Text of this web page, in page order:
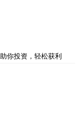
你投资，轻松获利